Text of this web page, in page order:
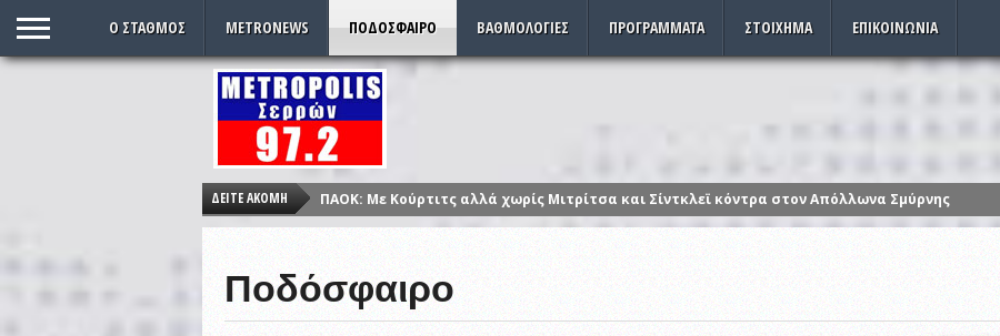
O ΣΤΑΘΜΌΣ METRONEWS ΠΟΔΌΣΦΑΙΡΟ ΒΑΘΜΟΛΟΓΊΕΣ ΠΡΟΓΡΆΜΜΑΤΑ ΣΤΟΊΧΗΜΑ ΕΠΙΚΟΙΝΩΝΊΑ
ΔΕΊΤΕ ΑΚΌΜΗ
ΠΑΟΚ: Με Κούρτιτς αλλά χωρίς Μιτρίτσα και Σίντκλεϊ κόντρα στον Απόλλωνα Σμύρνης
ΚΙΝΑΛ: Κανονικά στις 5 και 12 Δεκεμβρίου οι εσωκομματικές εκλογές
Αλλαγή ώρας: Πότε γυρίζουμε τα ρολόγια μας μια ώρα πίσω
Παρέλαση ξανά μετά από 32 χρόνια σε χωριό των Σερρών – Συγκίνηση και υπερηφάνεια (video)
Ποδόσφαιρο